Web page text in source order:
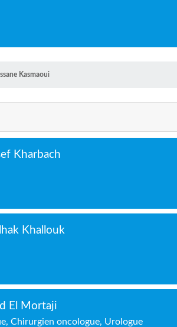
Kasmaoui
Kharbach
Khallouk
El Mortaji
Chirurgien oncologue, Urologue